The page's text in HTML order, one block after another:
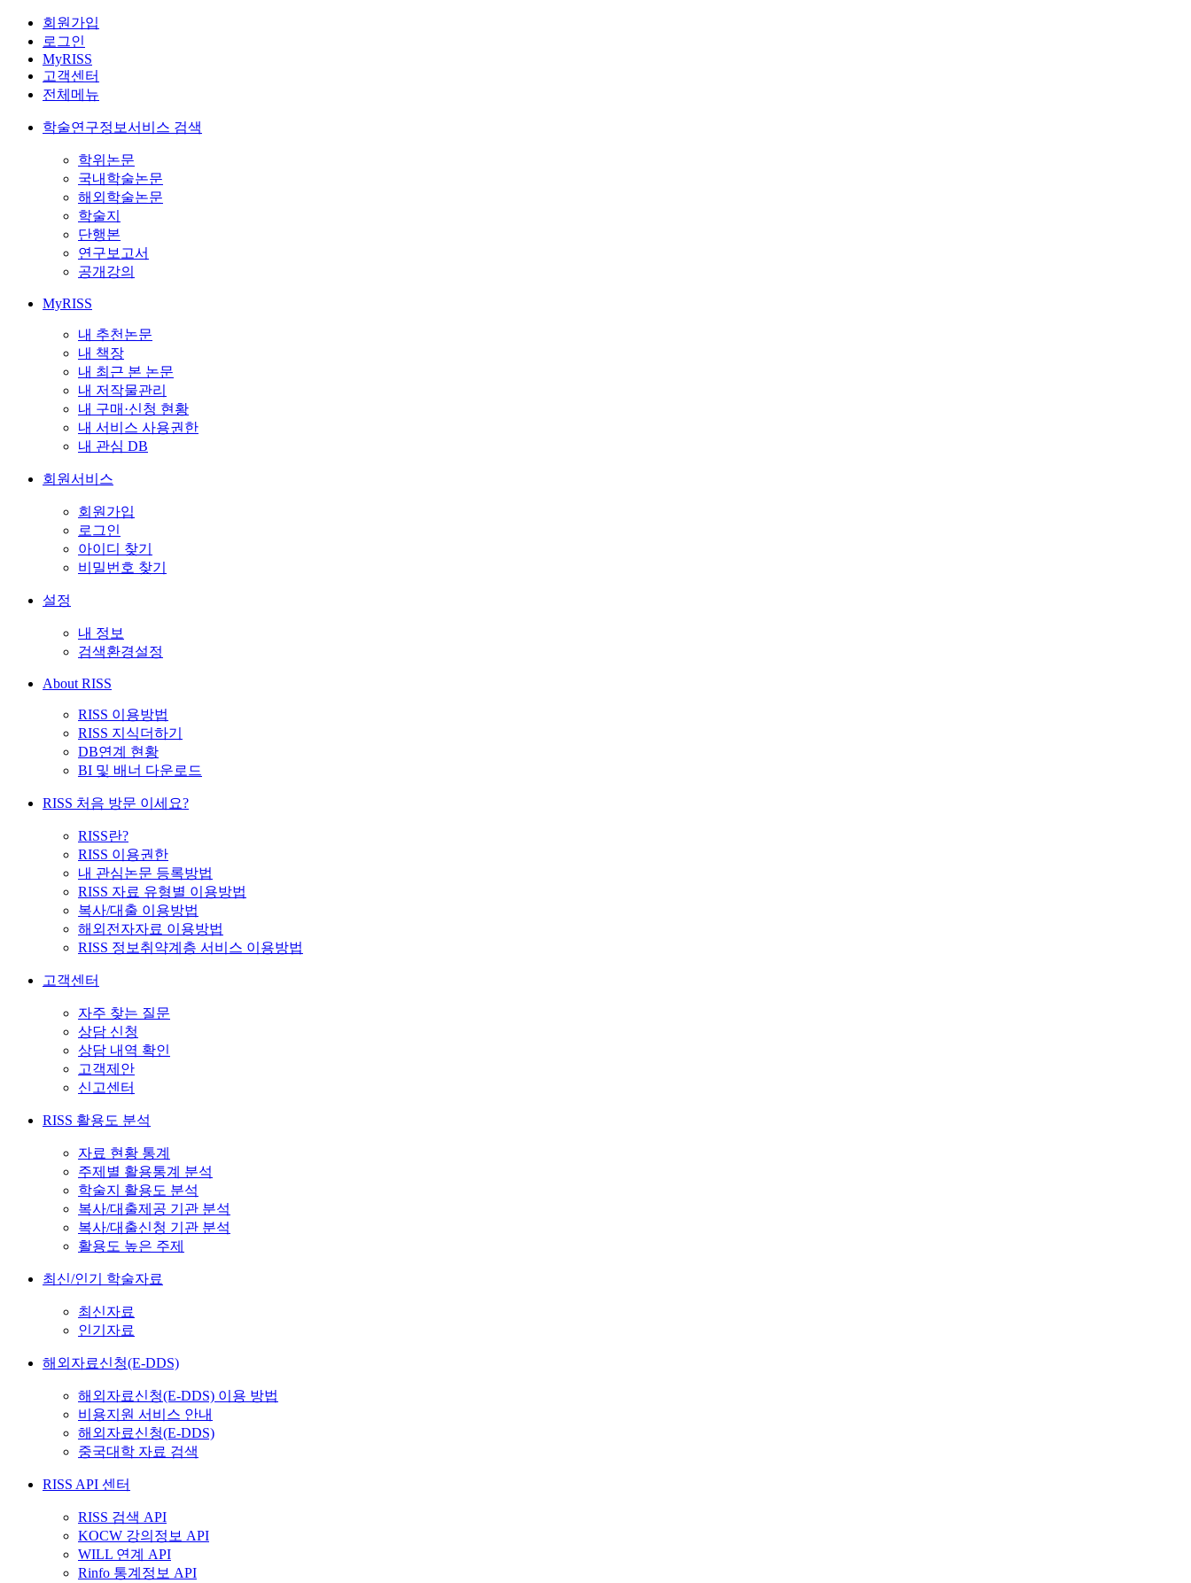
회원가입
로그인
MyRISS
고객센터
전체메뉴
학술연구정보서비스 검색
학위논문
국내학술논문
해외학술논문
학술지
단행본
연구보고서
공개강의
MyRISS
내 추천논문
내 책장
내 최근 본 논문
내 저작물관리
내 구매·신청 현황
내 서비스 사용권한
내 관심 DB
회원서비스
회원가입
로그인
아이디 찾기
비밀번호 찾기
설정
내 정보
검색환경설정
About RISS
RISS 이용방법
RISS 지식더하기
DB연계 현황
BI 및 배너 다운로드
RISS 처음 방문 이세요?
RISS란?
RISS 이용권한
내 관심논문 등록방법
RISS 자료 유형별 이용방법
복사/대출 이용방법
해외전자자료 이용방법
RISS 정보취약계층 서비스 이용방법
고객센터
자주 찾는 질문
상담 신청
상담 내역 확인
고객제안
신고센터
RISS 활용도 분석
자료 현황 통계
주제별 활용통계 분석
학술지 활용도 분석
복사/대출제공 기관 분석
복사/대출신청 기관 분석
활용도 높은 주제
최신/인기 학술자료
최신자료
인기자료
해외자료신청(E-DDS)
해외자료신청(E-DDS) 이용 방법
비용지원 서비스 안내
해외자료신청(E-DDS)
중국대학 자료 검색
RISS API 센터
RISS 검색 API
KOCW 강의정보 API
WILL 연계 API
Rinfo 통계정보 API